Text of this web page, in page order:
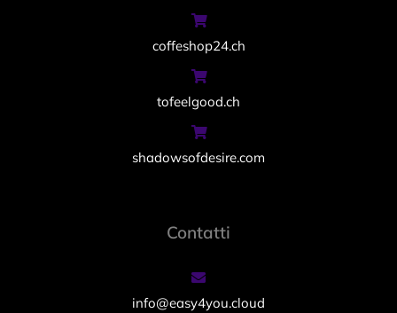
coffeshop24.ch
tofeelgood.ch
shadowsofdesire.com
Contatti
info@easy4you.cloud